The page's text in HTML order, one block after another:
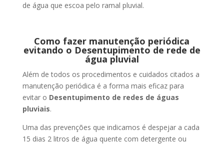
de água que escoa pelo ramal pluvial.
Como fazer manutenção periódica
evitando o Desentupimento de rede de
água pluvial
Além de todos os procedimentos e cuidados citados a
manutenção periódica é a forma mais eficaz para
evitar o Desentupimento de redes de águas
pluviais.
Uma das prevenções que indicamos é despejar a cada
15 dias 2 litros de água quente com detergente ou